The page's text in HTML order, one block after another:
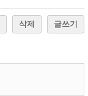
삭제 글쓰기